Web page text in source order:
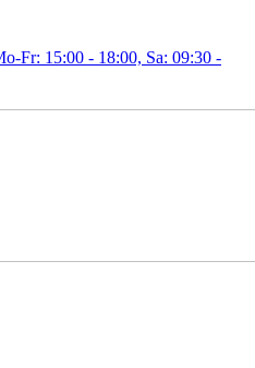
Fr: 15:00 - 18:00, Sa: 09:30 -